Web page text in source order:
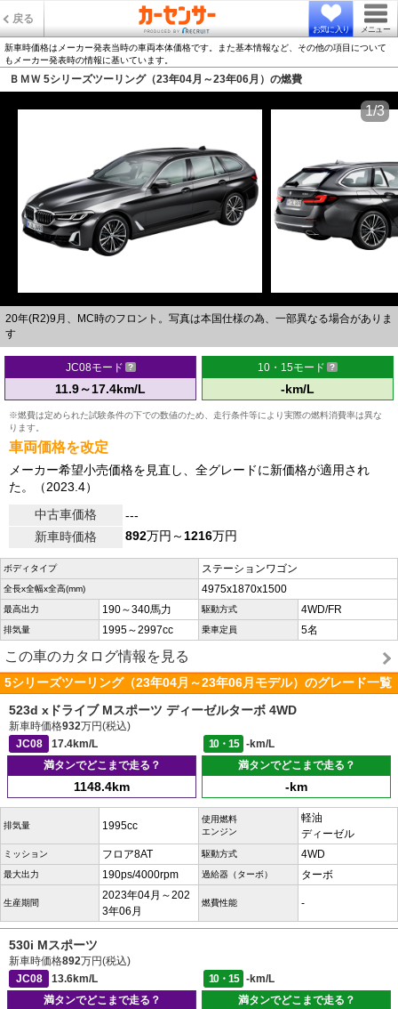
戻る
お気に入り メニュー
新車時価格はメーカー発表当時の車両本体価格です。また基本情報など、その他の項目について
もメーカー発表時の情報に基いています。
ＢＭＷ 5シリーズツーリング（23年04月～23年06月）の燃費
20年(R2)9月、MC時のフロント。写真は本国仕様の為、一部異なる場合がありま
す
1/3
JC08モード
11.9～17.4km/L
10・15モード
-km/L
※燃費は定められた試験条件の下での数値のため、走行条件等により実際の燃料消費率は異な
ります。
車両価格を改定
メーカー希望小売価格を見直し、全グレードに新価格が適用され
た。（2023.4）
中古車価格
---
新車時価格
892万円～1216万円
ボディタイプ ステーションワゴン
全長x全幅x全高(mm) 4975x1870x1500
最高出力 190～340馬力 駆動方式 4WD/FR
排気量 1995～2997cc 乗車定員 5名
この車のカタログ情報を見る
5シリーズツーリング（23年04月～23年06月モデル）のグレード一覧
523d xドライブ Mスポーツ ディーゼルターボ 4WD
新車時価格932万円(税込)
JC08
17.4km/L 10・15
-km/L
満タンでどこまで走る？
1148.4km
満タンでどこまで走る？
-km
排気量 1995cc
使用燃料
エンジン
軽油
ディーゼル
ミッション フロア8AT 駆動方式 4WD
最大出力 190ps/4000rpm 過給器（ターボ） ターボ
生産期間
2023年04月～202
3年06月
燃費性能 -
530i Mスポーツ
新車時価格892万円(税込)
JC08
13.6km/L 10・15
-km/L
満タンでどこまで走る？
満タンでどこまで走る？